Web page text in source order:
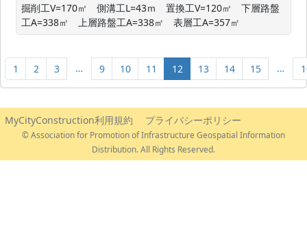
掘削工V=170㎥　側溝工L=43ｍ　置換工V=120㎥　下層路盤
工A=338㎡　上層路盤工A=338㎡　表層工A=357㎡
1 2 3 … 9 10 11 12 13 14 15 …
MyCityConstruction利用規約 プライバシーポリシー
© Association for Promotion of Infrastructure Geospatial Information
Distribution. All Rights Reserved.